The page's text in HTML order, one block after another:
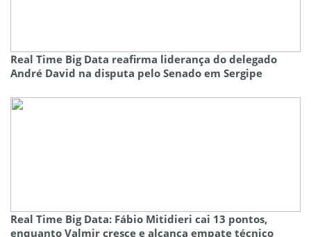
Real Time Big Data reafirma liderança do delegado
André David na disputa pelo Senado em Sergipe
Real Time Big Data: Fábio Mitidieri cai 13 pontos,
enquanto Valmir cresce e alcança empate técnico